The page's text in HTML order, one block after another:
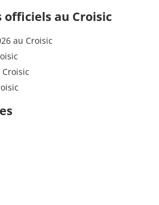
au Croisic
au Croisic